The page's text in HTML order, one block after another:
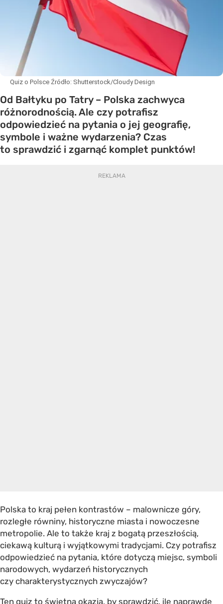
Quiz o Polsce Źródło: Shutterstock/Cloudy Design
Od Bałtyku po Tatry – Polska zachwyca
różnorodnością. Ale czy potrafisz
odpowiedzieć na pytania o jej geografię,
symbole i ważne wydarzenia? Czas
to sprawdzić i zgarnąć komplet punktów!
Polska to kraj pełen kontrastów – malownicze góry,
rozległe równiny, historyczne miasta i nowoczesne
metropolie. Ale to także kraj z bogatą przeszłością,
ciekawą kulturą i wyjątkowymi tradycjami. Czy potrafisz
odpowiedzieć na pytania, które dotyczą miejsc, symboli
narodowych, wydarzeń historycznych
czy charakterystycznych zwyczajów?
Ten quiz to świetna okazja, by sprawdzić, ile naprawdę